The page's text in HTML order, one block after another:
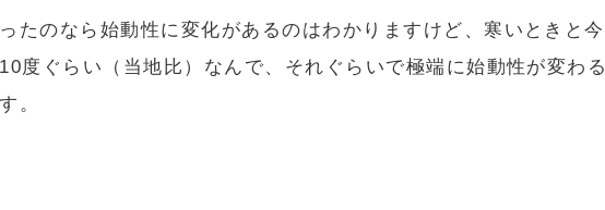
たのなら始動性に変化があるのはわかりますけど、寒いときと今
度ぐらい（当地比）なんで、それぐらいで極端に始動性が変わる
。